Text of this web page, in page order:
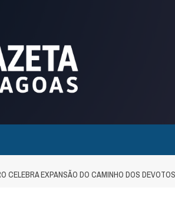
CELEBRA EXPANSÃO DO CAMINHO DOS